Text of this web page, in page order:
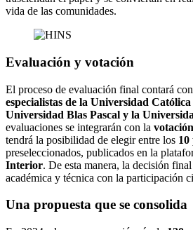
vida de las comunidades.
Evaluación y votación
El proceso de evaluación final contará
especialistas de la Universidad
Universidad Blas Pascal y la
evaluaciones se integrarán con la
tendrá la posibilidad de elegir entre los 10
preseleccionados, publicados en la
Interior. De esta manera, la decisión
académica y técnica con la participación
Una propuesta que se consolida